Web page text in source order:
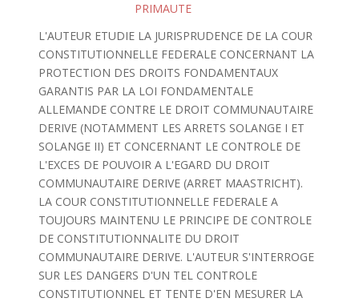
PRIMAUTE
L'AUTEUR ETUDIE LA JURISPRUDENCE DE LA COUR
CONSTITUTIONNELLE FEDERALE CONCERNANT LA
PROTECTION DES DROITS FONDAMENTAUX
GARANTIS PAR LA LOI FONDAMENTALE
ALLEMANDE CONTRE LE DROIT COMMUNAUTAIRE
DERIVE (NOTAMMENT LES ARRETS SOLANGE I ET
SOLANGE II) ET CONCERNANT LE CONTROLE DE
L'EXCES DE POUVOIR A L'EGARD DU DROIT
COMMUNAUTAIRE DERIVE (ARRET MAASTRICHT).
LA COUR CONSTITUTIONNELLE FEDERALE A
TOUJOURS MAINTENU LE PRINCIPE DE CONTROLE
DE CONSTITUTIONNALITE DU DROIT
COMMUNAUTAIRE DERIVE. L'AUTEUR S'INTERROGE
SUR LES DANGERS D'UN TEL CONTROLE
CONSTITUTIONNEL ET TENTE D'EN MESURER LA